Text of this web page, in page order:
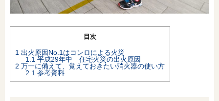
目次
1 出火原因No.1はコンロによる火災
1.1 平成29年中 住宅火災の出火原因
2 万一に備えて、覚えておきたい消火器の使い方
2.1 参考資料